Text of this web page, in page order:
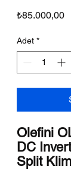
₺85.000,00
Adet *
Olefini
DC
Split